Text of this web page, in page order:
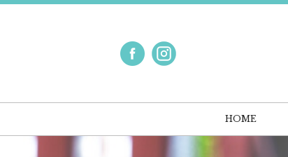
HOME